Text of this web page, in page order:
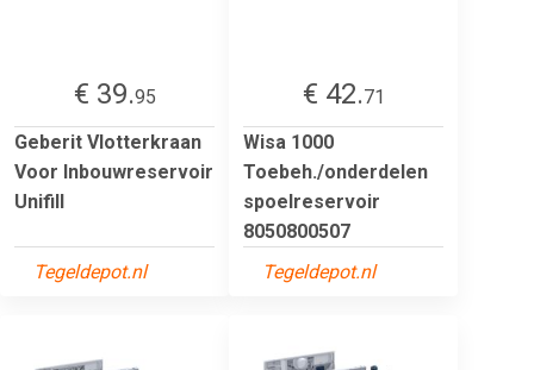
€ 39.95
Geberit Vlotterkraan
Voor Inbouwreservoir
Unifill
Tegeldepot.nl
€ 42.71
Wisa 1000
Toebeh./onderdelen
spoelreservoir
8050800507
Tegeldepot.nl